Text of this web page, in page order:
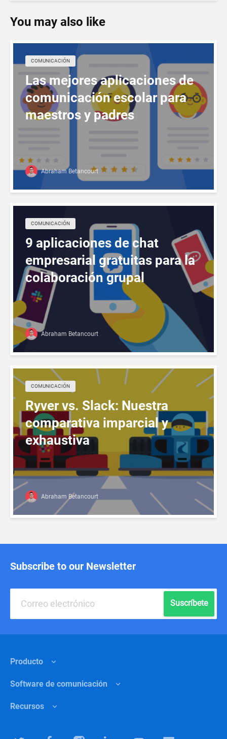
You may also like
COMUNICACIÓN
Las mejores aplicaciones de
comunicación escolar para
maestros y padres
Abraham Betancourt
COMUNICACIÓN
9 aplicaciones de chat
empresarial gratuitas para la
colaboración grupal
Abraham Betancourt
COMUNICACIÓN
Ryver vs. Slack: Nuestra
comparativa imparcial y
exhaustiva
Abraham Betancourt
Subscribe to our Newsletter
Suscríbete
Producto
Funciones
¿Por qué Chanty?
Software de comunicación
Marketing
Recursos